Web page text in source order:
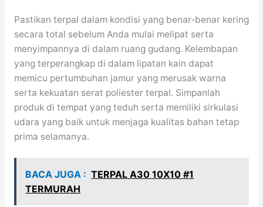
Pastikan terpal dalam kondisi yang benar-benar kering
secara total sebelum Anda mulai melipat serta
menyimpannya di dalam ruang gudang. Kelembapan
yang terperangkap di dalam lipatan kain dapat
memicu pertumbuhan jamur yang merusak warna
serta kekuatan serat poliester terpal. Simpanlah
produk di tempat yang teduh serta memiliki sirkulasi
udara yang baik untuk menjaga kualitas bahan tetap
prima selamanya.
BACA JUGA : TERPAL A30 10X10 #1
TERMURAH